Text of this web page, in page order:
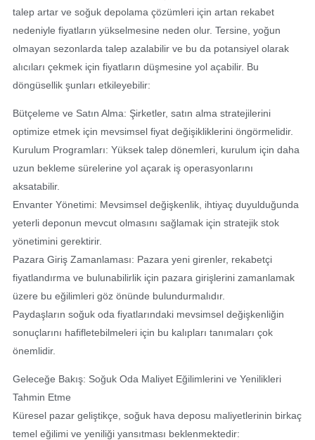
talep artar ve soğuk depolama çözümleri için artan rekabet
nedeniyle fiyatların yükselmesine neden olur. Tersine, yoğun
olmayan sezonlarda talep azalabilir ve bu da potansiyel olarak
alıcıları çekmek için fiyatların düşmesine yol açabilir. Bu
döngüsellik şunları etkileyebilir:
Bütçeleme ve Satın Alma: Şirketler, satın alma stratejilerini
optimize etmek için mevsimsel fiyat değişikliklerini öngörmelidir.
Kurulum Programları: Yüksek talep dönemleri, kurulum için daha
uzun bekleme sürelerine yol açarak iş operasyonlarını
aksatabilir.
Envanter Yönetimi: Mevsimsel değişkenlik, ihtiyaç duyulduğunda
yeterli deponun mevcut olmasını sağlamak için stratejik stok
yönetimini gerektirir.
Pazara Giriş Zamanlaması: Pazara yeni girenler, rekabetçi
fiyatlandırma ve bulunabilirlik için pazara girişlerini zamanlamak
üzere bu eğilimleri göz önünde bulundurmalıdır.
Paydaşların soğuk oda fiyatlarındaki mevsimsel değişkenliğin
sonuçlarını hafifletebilmeleri için bu kalıpları tanımaları çok
önemlidir.
Geleceğe Bakış: Soğuk Oda Maliyet Eğilimlerini ve Yenilikleri
Tahmin Etme
Küresel pazar geliştikçe, soğuk hava deposu maliyetlerinin birkaç
temel eğilimi ve yeniliği yansıtması beklenmektedir: